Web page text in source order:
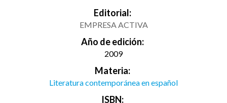
Editorial:
EMPRESA ACTIVA
Año de edición:
2009
Materia:
Literatura contemporánea en español
ISBN: